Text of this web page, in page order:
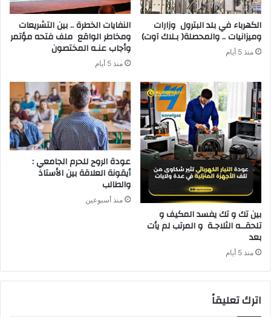
‬وميزانيات‭ .. ‬والمحصلة‭ )‬بـلاك‭ ‬آوت)
منذ 5 أيام ‬وأجاب‭ ‬عنـه‭ ‬المختصون
منذ 5 أيام
‬بعد‭ ‬
منذ 5 أيام
عودة الروح للحرم الجامعي :
أيقونة العلاقة بين الأستاذ
والطالب
منذ أسبوعين
اترك تعليقاً